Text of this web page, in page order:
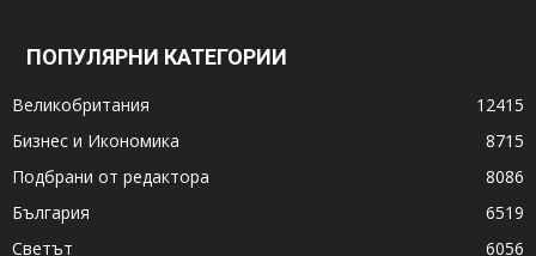
ПОПУЛЯРНИ КАТЕГОРИИ
Великобритания
12415
Бизнес и Икономика
8715
Подбрани от редактора
8086
България
6519
Светът
6056